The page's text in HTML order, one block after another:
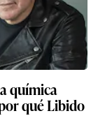
química
qué Libido